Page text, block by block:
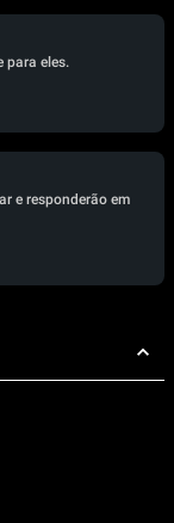
para eles.
e responderão em